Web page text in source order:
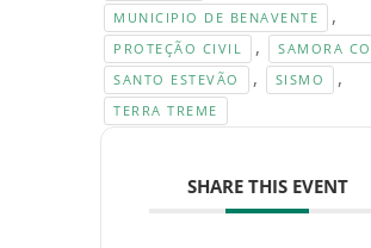
MUNICIPIO DE BENAVENTE ,
PROTEÇÃO CIVIL , SAMORA
SANTO ESTEVÃO , SISMO ,
TERRA TREME
SHARE THIS EVENT